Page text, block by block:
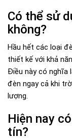
Có thể sử
không?
Hầu hết các loại
thiết kế với khả
Điều này có nghĩa
đèn ngay cả khi
lượng.
Hiện nay
tín?